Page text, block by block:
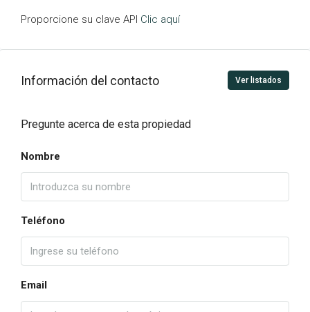
Proporcione su clave API Clic aquí
Información del contacto Ver listados
Pregunte acerca de esta propiedad
Nombre
Teléfono
Email